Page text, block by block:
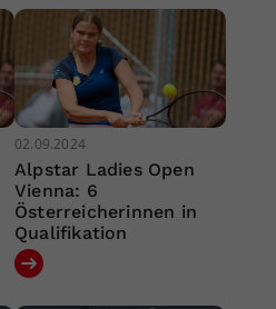
02.09.2024
Alpstar Ladies Open
Vienna: 6
Österreicherinnen in
Qualifikation